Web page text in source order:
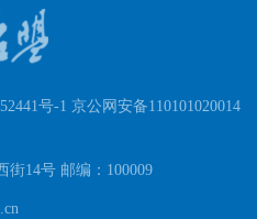
号-1 京公网安备110101020014
街14号 邮编：100009